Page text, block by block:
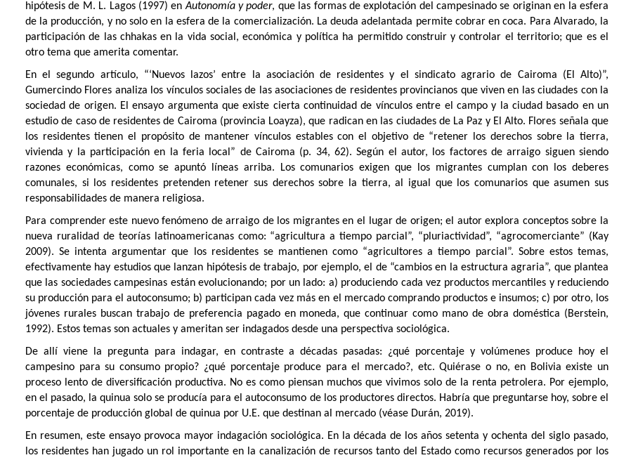
hipótesis de M. L. Lagos (1997) enAutonomía y poder, que las formas de explotación del campesinado se originan en la esfera
de la producción, y no solo en la esfera de la comercialización. La deuda adelantada permite cobrar en coca. Para Alvarado, la
participación de las chhakas en la vida social, económica y política ha permitido construir y controlar el territorio; que es el
otro tema que amerita comentar.
En el segundo artículo, “‘Nuevos lazos’ entre la asociación de residentes y el sindicato agrario de Cairoma (El Alto)”,
Gumercindo Flores analiza los vínculos sociales de las asociaciones de residentes provincianos que viven en las ciudades con la
sociedad de origen. El ensayo argumenta que existe cierta continuidad de vínculos entre el campo y la ciudad basado en un
estudio de caso de residentes de Cairoma (provincia Loayza), que radican en las ciudades de La Paz y El Alto. Flores señala que
los residentes tienen el propósito de mantener vínculos estables con el objetivo de “retener los derechos sobre la tierra,
vivienda y la participación en la feria local” de Cairoma (p. 34, 62). Según el autor, los factores de arraigo siguen siendo
razones económicas, como se apuntó líneas arriba. Los comunarios exigen que los migrantes cumplan con los deberes
comunales, si los residentes pretenden retener sus derechos sobre la tierra, al igual que los comunarios que asumen sus
responsabilidades de manera religiosa.
Para comprender este nuevo fenómeno de arraigo de los migrantes en el lugar de origen; el autor explora conceptos sobre la
nueva ruralidad de teorías latinoamericanas como: “agricultura a tiempo parcial”, “pluriactividad”, “agrocomerciante” (Kay
2009). Se intenta argumentar que los residentes se mantienen como “agricultores a tiempo parcial”. Sobre estos temas,
efectivamente hay estudios que lanzan hipótesis de trabajo, por ejemplo, el de “cambios en la estructura agraria”, que plantea
que las sociedades campesinas están evolucionando; por un lado: a) produciendo cada vez productos mercantiles y reduciendo
su producción para el autoconsumo; b) participan cada vez más en el mercado comprando productos e insumos; c) por otro, los
jóvenes rurales buscan trabajo de preferencia pagado en moneda, que continuar como mano de obra doméstica (Berstein,
1992). Estos temas son actuales y ameritan ser indagados desde una perspectiva sociológica.
De allí viene la pregunta para indagar, en contraste a décadas pasadas: ¿qué porcentaje y volúmenes produce hoy el
campesino para su consumo propio? ¿qué porcentaje produce para el mercado?, etc. Quiérase o no, en Bolivia existe un
proceso lento de diversificación productiva. No es como piensan muchos que vivimos solo de la renta petrolera. Por ejemplo,
en el pasado, la quinua solo se producía para el autoconsumo de los productores directos. Habría que preguntarse hoy, sobre el
porcentaje de producción global de quinua por U.E. que destinan al mercado (véase Durán, 2019).
En resumen, este ensayo provoca mayor indagación sociológica. En la década de los años setenta y ochenta del siglo pasado,
los residentes han jugado un rol importante en la canalización de recursos tanto del Estado como recursos generados por los